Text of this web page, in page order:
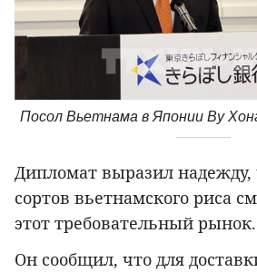
Посол Вьетнама в Японии Ву
Дипломат выразил надежду,
сортов вьетнамского риса
этот требовательный рынок.
Он сообщил, что для